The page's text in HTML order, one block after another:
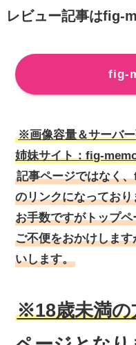
レビュー記事はfig-
fig-
※画像容量＆サーバ
姉妹サイト：fig-
記事ページではなく
のリンクになっており
お手数ですがトップ
ご不便をおかけしま
いします。
※18歳未満の